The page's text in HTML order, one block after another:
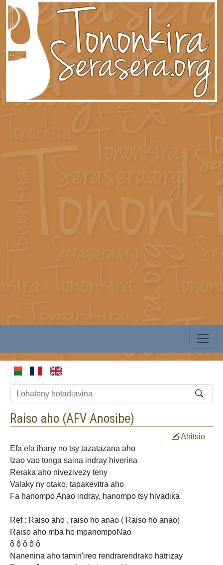
Raiso aho (AFV Anosibe)
Ahitsio
Efa ela ihany no tsy tazatazana aho
Izao vao tonga saina indray hiverina
Reraka aho nivezivezy teny
Valaky ny otako, tapakevitra aho
Fa hanompoAnao indray, hanompo tsy hivadika
Ref : Raiso aho , raiso ho anao ( Raiso ho anao)
Raiso aho mba ho mpanompoNao
ô ô ô ô ô
Nanenina aho tamin'ireo rendrarendrako hatrizay